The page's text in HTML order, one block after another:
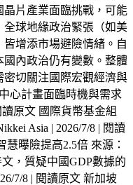
片產業面臨挑戰，可能
全球地緣政治緊張（如美
增添市場避險情緒。自
國內政治仍有變數。整體
切關注國際宏觀經濟與
心計畫面臨時機與需求
讀原文 國際貨幣基金組
Asia | 2026/7/8 | 閱讀
曝險提高2.5倍 來源：
文，質疑中國GDP數據的
7/8 | 閱讀原文 新加坡